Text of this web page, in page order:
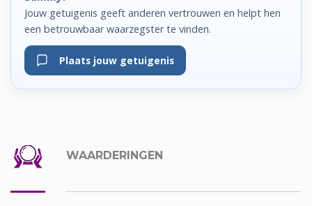
Jouw getuigenis geeft anderen vertrouwen en helpt hen
een betrouwbaar waarzegster te vinden.
Plaats jouw getuigenis
WAARDERINGEN